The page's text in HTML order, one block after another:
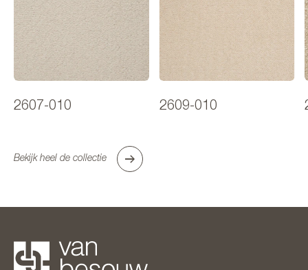
2607-010 2609-010
Bekijk heel de collectie